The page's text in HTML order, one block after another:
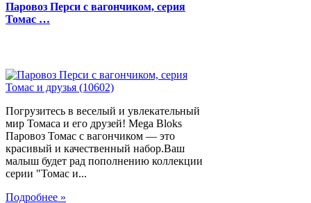
Паровоз Перси с вагончиком, серия
Томас …
Погрузитесь в веселый и увлекательный
мир Томаса и его друзей! Mega Bloks
Паровоз Томас с вагончиком — это
красивый и качественный набор.Ваш
малыш будет рад пополнению коллекции
серии "Томас и...
Подробнее »